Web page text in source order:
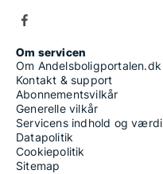
Om servicen
Om Andelsboligportalen.dk
Kontakt & support
Abonnementsvilkår
Generelle vilkår
Servicens indhold og værdi
Datapolitik
Cookiepolitik
Sitemap